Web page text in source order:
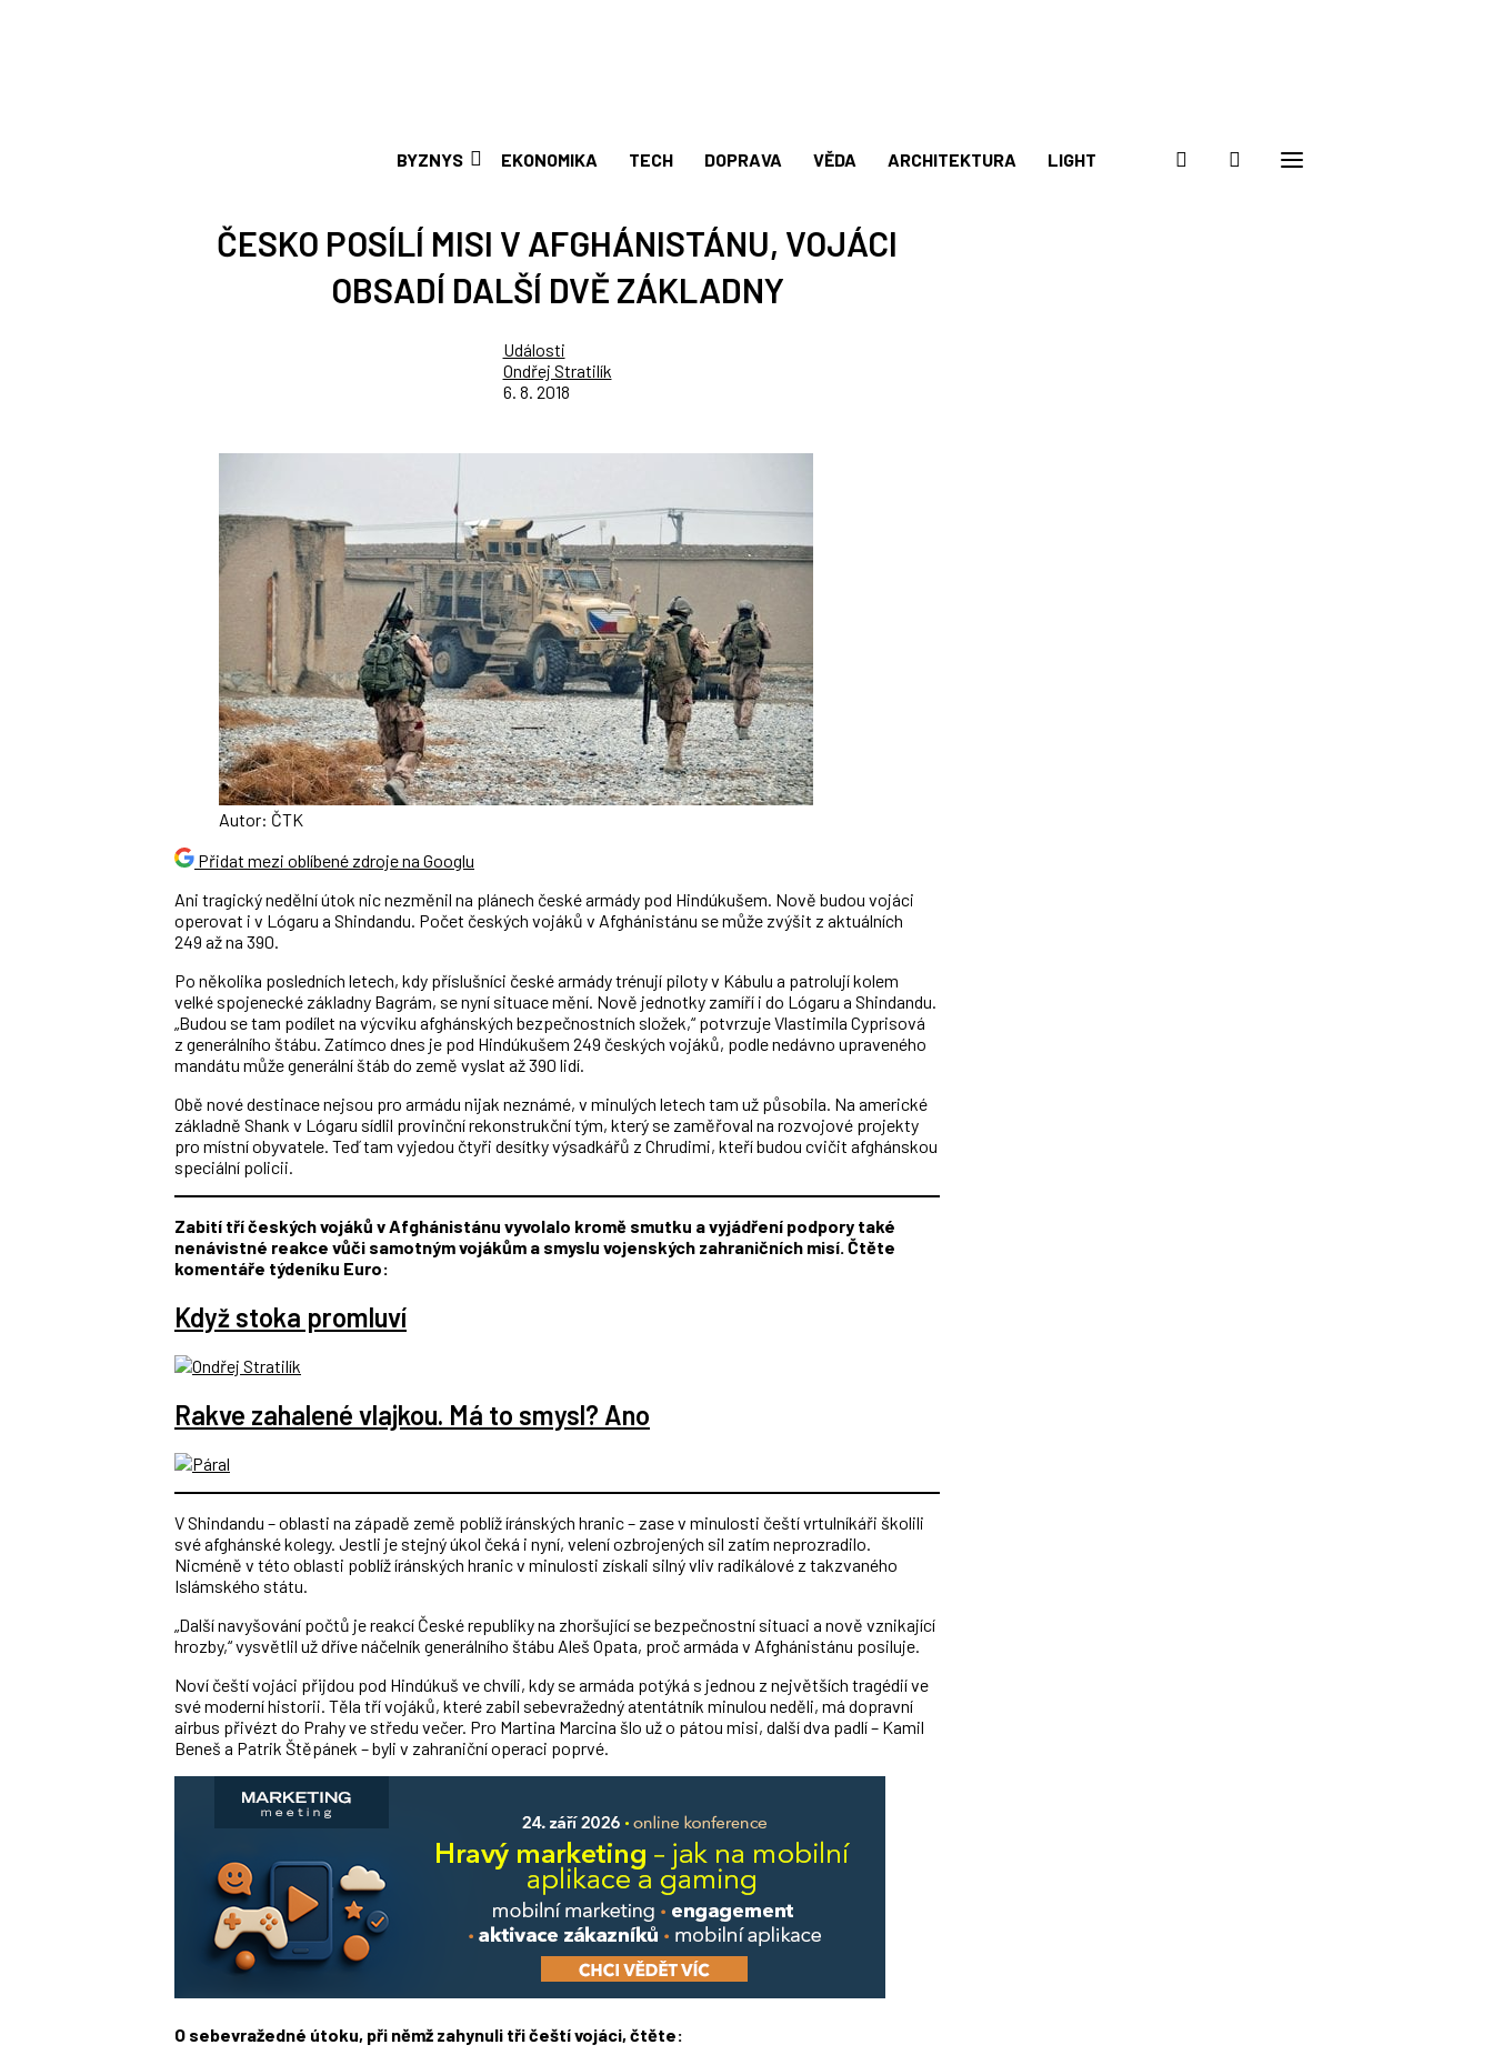
BYZNYS EKONOMIKA TECH DOPRAVA VĚDA ARCHITEKTURA LIGHT
ČESKO POSÍLÍ MISI V AFGHÁNISTÁNU, VOJÁCI
OBSADÍ DALŠÍ DVĚ ZÁKLADNY
Události
Ondřej Stratilík
6. 8. 2018
Autor: ČTK
Přidat mezi oblíbené zdroje na Googlu
Ani tragický nedělní útok nic nezměnil na plánech české armády pod Hindúkušem. Nově budou vojáci
operovat i v Lógaru a Shindandu. Počet českých vojáků v Afghánistánu se může zvýšit z aktuálních
249 až na 390.
Po několika posledních letech, kdy příslušníci české armády trénují piloty v Kábulu a patrolují kolem
velké spojenecké základny Bagrám, se nyní situace mění. Nově jednotky zamíří i do Lógaru a Shindandu.
„Budou se tam podílet na výcviku afghánských bezpečnostních složek,“ potvrzuje Vlastimila Cyprisová
z generálního štábu. Zatímco dnes je pod Hindúkušem 249 českých vojáků, podle nedávno upraveného
mandátu může generální štáb do země vyslat až 390 lidí.
Obě nové destinace nejsou pro armádu nijak neznámé, v minulých letech tam už působila. Na americké
základně Shank v Lógaru sídlil provinční rekonstrukční tým, který se zaměřoval na rozvojové projekty
pro místní obyvatele. Teď tam vyjedou čtyři desítky výsadkářů z Chrudimi, kteří budou cvičit afghánskou
speciální policii.
Zabití tří českých vojáků v Afghánistánu vyvolalo kromě smutku a vyjádření podpory také
nenávistné reakce vůči samotným vojákům a smyslu vojenských zahraničních misí. Čtěte
komentáře týdeníku Euro:
Když stoka promluví
Rakve zahalené vlajkou. Má to smysl? Ano
V Shindandu – oblasti na západě země poblíž íránských hranic – zase v minulosti čeští vrtulníkáři školili
své afghánské kolegy. Jestli je stejný úkol čeká i nyní, velení ozbrojených sil zatím neprozradilo.
Nicméně v této oblasti poblíž íránských hranic v minulosti získali silný vliv radikálové z takzvaného
Islámského státu.
„Další navyšování počtů je reakcí České republiky na zhoršující se bezpečnostní situaci a nově vznikající
hrozby,“ vysvětlil už dříve náčelník generálního štábu Aleš Opata, proč armáda v Afghánistánu posiluje.
Noví čeští vojáci přijdou pod Hindúkuš ve chvíli, kdy se armáda potýká s jednou z největších tragédií ve
své moderní historii. Těla tří vojáků, které zabil sebevražedný atentátník minulou neděli, má dopravní
airbus přivézt do Prahy ve středu večer. Pro Martina Marcina šlo už o pátou misi, další dva padlí – Kamil
Beneš a Patrik Štěpánek – byli v zahraniční operaci poprvé.
O sebevražedné útoku, při němž zahynuli tři čeští vojáci, čtěte: